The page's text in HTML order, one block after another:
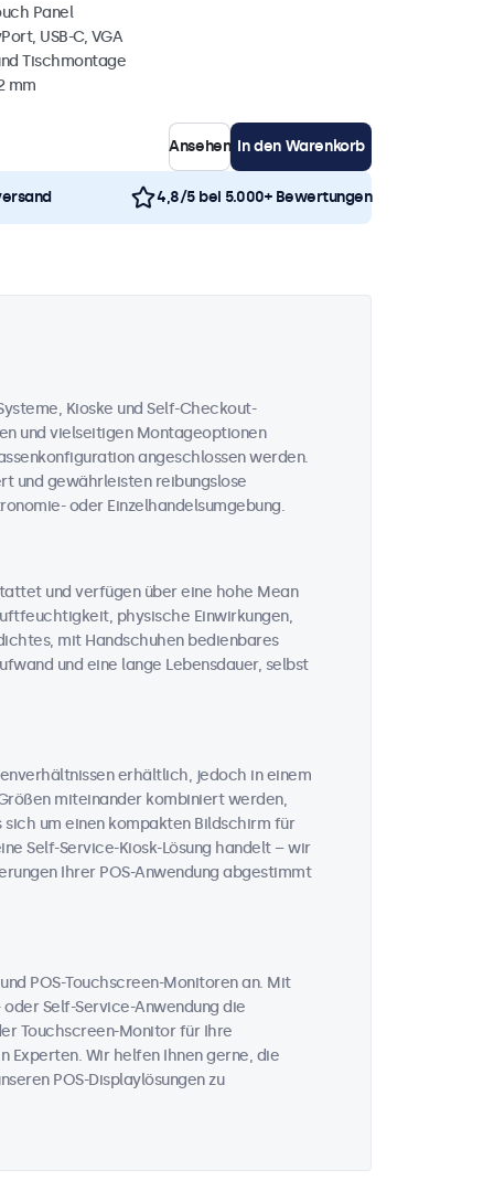
Panel
USB-C, VGA
Tischmontage
mm
Ansehen In den Warenkorb
4,8/5 bei 5.000+ Bewertungen
Kioske und Self-Checkout-
und vielseitigen Montageoptionen
angeschlossen werden.
und gewährleisten reibungslose
oder Einzelhandelsumgebung.
und verfügen über eine hohe Mean
physische Einwirkungen,
mit Handschuhen bedienbares
und eine lange Lebensdauer, selbst
erhältlich, jedoch in einem
miteinander kombiniert werden,
um einen kompakten Bildschirm für
Self-Service-Kiosk-Lösung handelt – wir
Ihrer POS-Anwendung abgestimmt
POS-Touchscreen-Monitoren an. Mit
Self-Service-Anwendung die
Touchscreen-Monitor für Ihre
Experten. Wir helfen Ihnen gerne, die
POS-Displaylösungen zu